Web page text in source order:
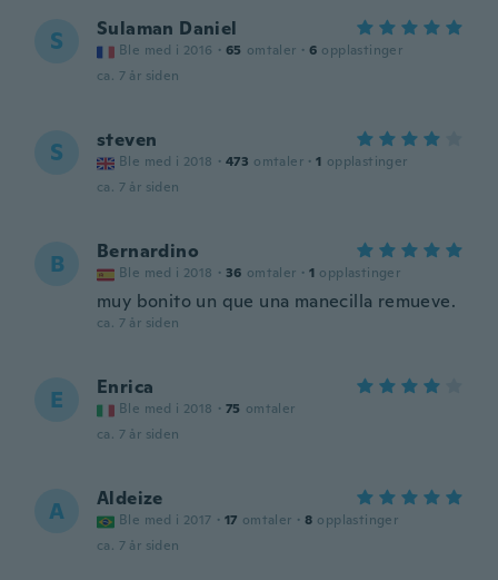
S Sulaman Daniel
Ble med i 2016 · 65 omtaler · 6 opplastinger
ca. 7 år siden
S steven
Ble med i 2018 · 473 omtaler · 1 opplastinger
ca. 7 år siden
B Bernardino
Ble med i 2018 · 36 omtaler · 1 opplastinger
muy bonito un que una manecilla remueve.
ca. 7 år siden
E Enrica
Ble med i 2018 · 75 omtaler
ca. 7 år siden
A Aldeize
Ble med i 2017 · 17 omtaler · 8 opplastinger
ca. 7 år siden